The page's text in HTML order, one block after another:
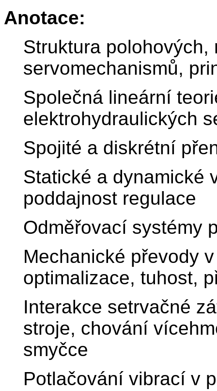
Anotace:
Struktura
servomechanismů,
Společná lineární
elektrohydraulických
Spojité a diskrétní
Statické a dynamické
poddajnost regulace
Odměřovací systémy
Mechanické převody
optimalizace, tuhost,
Interakce setrvačné
stroje, chování
smyčce
Potlačování vibrací v